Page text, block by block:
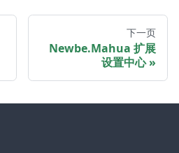
下一页
Newbe.Mahua 扩展
设置中心